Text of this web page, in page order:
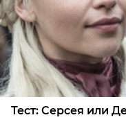
Тест: Серсея или